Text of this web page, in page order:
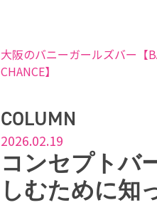
大阪のバニーガールズバー【
CHANCE】
COLUMN
2026.02.19
コンセプトバ
しむために知